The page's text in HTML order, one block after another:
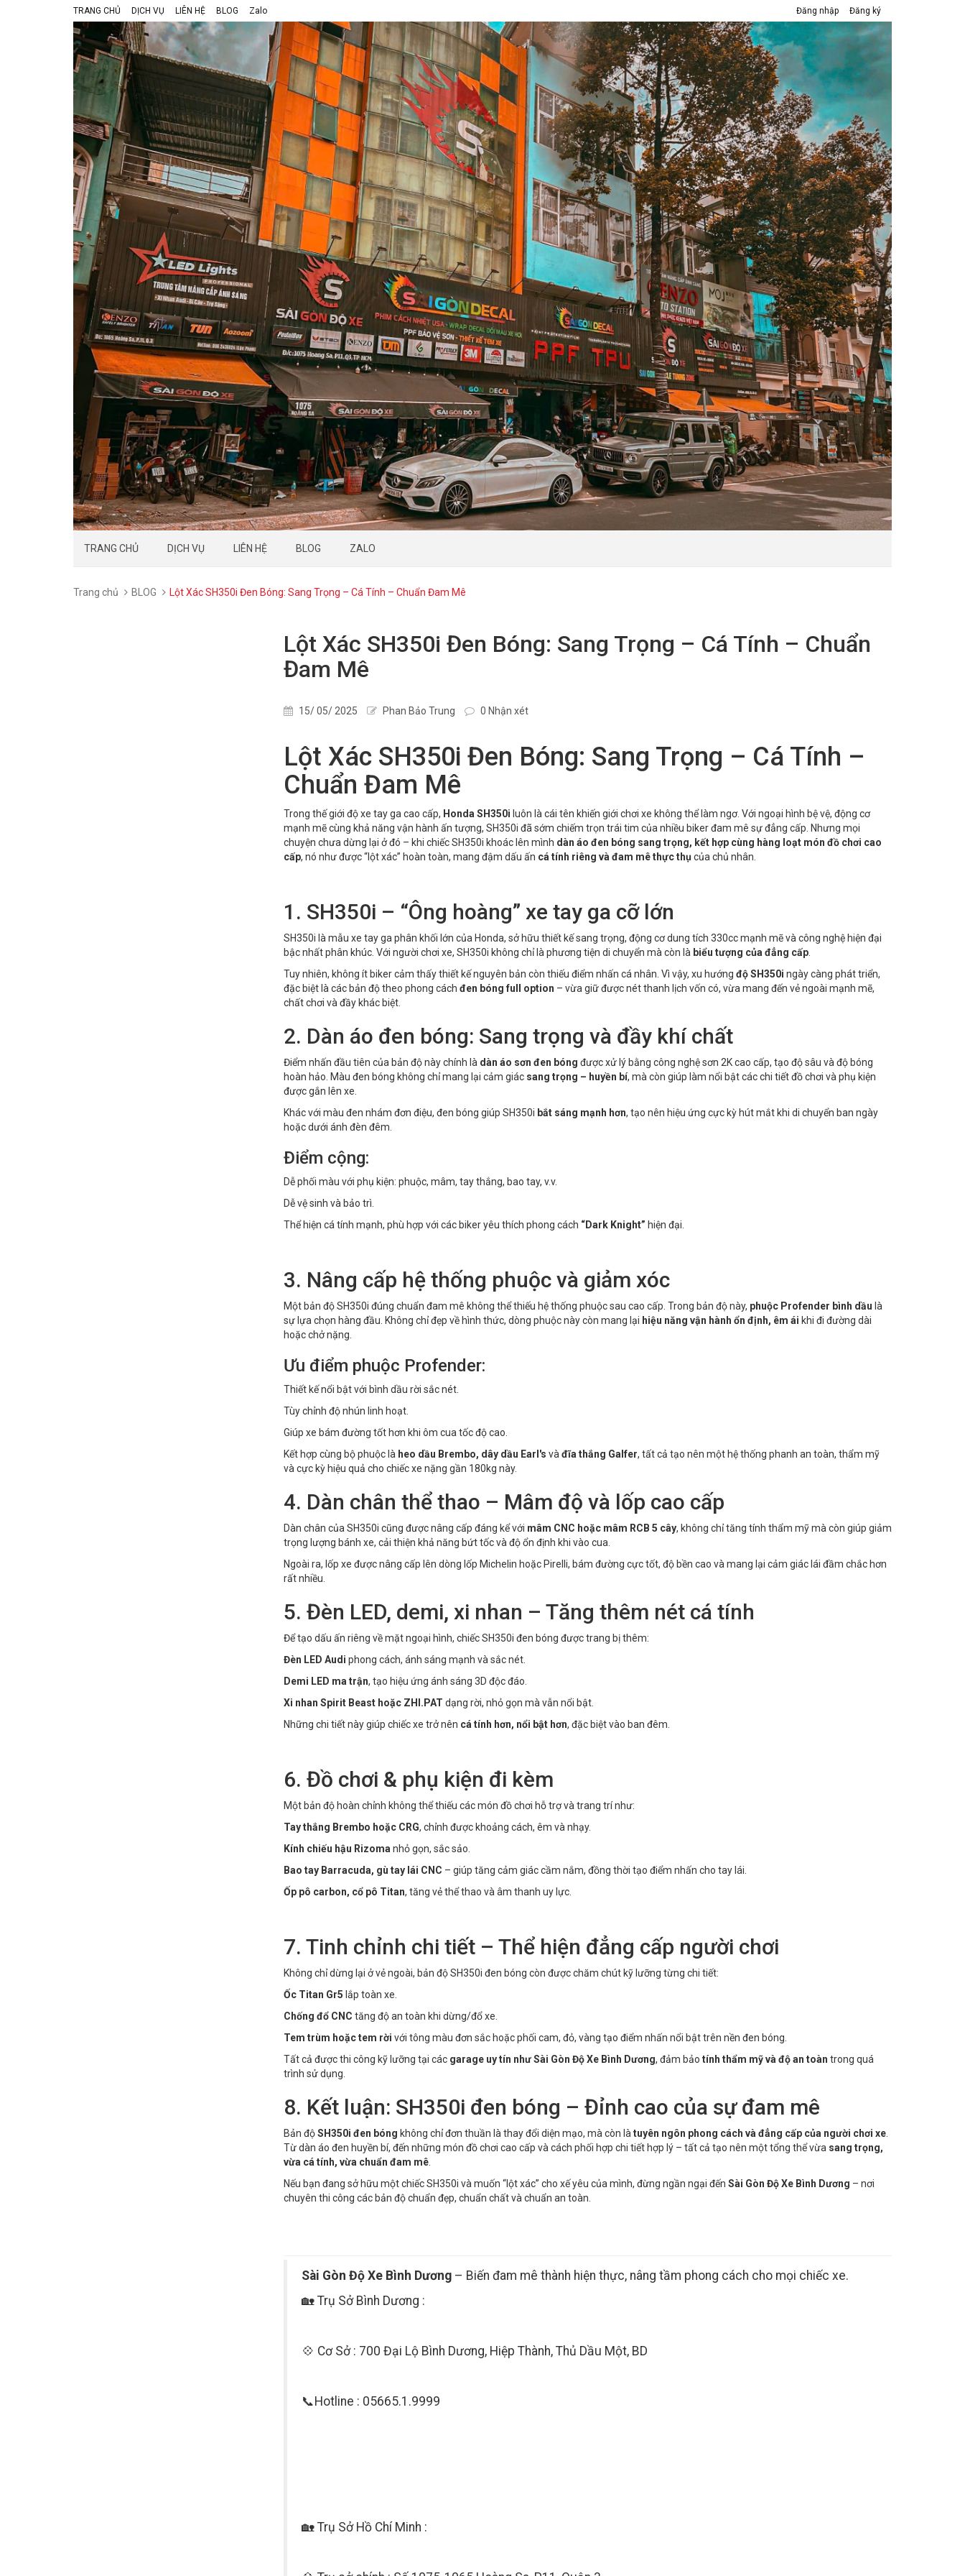
TRANG CHỦ DỊCH VỤ LIÊN HỆ BLOG Zalo Đăng nhập Đăng ký
TRANG CHỦ DỊCH VỤ LIÊN HỆ BLOG ZALO
Trang chủ BLOG Lột Xác SH350i Đen Bóng: Sang Trọng – Cá Tính – Chuẩn Đam Mê
Lột Xác SH350i Đen Bóng: Sang Trọng – Cá Tính – Chuẩn
Đam Mê
15/ 05/ 2025 Phan Bảo Trung 0 Nhận xét
Lột Xác SH350i Đen Bóng: Sang Trọng – Cá Tính –
Chuẩn Đam Mê
Trong thế giới độ xe tay ga cao cấp, Honda SH350i luôn là cái tên khiến giới chơi xe không thể làm ngơ. Với ngoại hình bệ vệ, động cơ
mạnh mẽ cùng khả năng vận hành ấn tượng, SH350i đã sớm chiếm trọn trái tim của nhiều biker đam mê sự đẳng cấp. Nhưng mọi
chuyện chưa dừng lại ở đó – khi chiếc SH350i khoác lên mình dàn áo đen bóng sang trọng, kết hợp cùng hàng loạt món đồ chơi cao
cấp, nó như được “lột xác” hoàn toàn, mang đậm dấu ấn cá tính riêng và đam mê thực thụ của chủ nhân.
1. SH350i – “Ông hoàng” xe tay ga cỡ lớn
SH350i là mẫu xe tay ga phân khối lớn của Honda, sở hữu thiết kế sang trọng, động cơ dung tích 330cc mạnh mẽ và công nghệ hiện đại
bậc nhất phân khúc. Với người chơi xe, SH350i không chỉ là phương tiện di chuyển mà còn là biểu tượng của đẳng cấp.
Tuy nhiên, không ít biker cảm thấy thiết kế nguyên bản còn thiếu điểm nhấn cá nhân. Vì vậy, xu hướng độ SH350i ngày càng phát triển,
đặc biệt là các bản độ theo phong cách đen bóng full option – vừa giữ được nét thanh lịch vốn có, vừa mang đến vẻ ngoài mạnh mẽ,
chất chơi và đầy khác biệt.
2. Dàn áo đen bóng: Sang trọng và đầy khí chất
Điểm nhấn đầu tiên của bản độ này chính là dàn áo sơn đen bóng được xử lý bằng công nghệ sơn 2K cao cấp, tạo độ sâu và độ bóng
hoàn hảo. Màu đen bóng không chỉ mang lại cảm giác sang trọng – huyền bí, mà còn giúp làm nổi bật các chi tiết đồ chơi và phụ kiện
được gắn lên xe.
Khác với màu đen nhám đơn điệu, đen bóng giúp SH350i bắt sáng mạnh hơn, tạo nên hiệu ứng cực kỳ hút mắt khi di chuyển ban ngày
hoặc dưới ánh đèn đêm.
Điểm cộng:
Dễ phối màu với phụ kiện: phuộc, mâm, tay thắng, bao tay, v.v.
Dễ vệ sinh và bảo trì.
Thể hiện cá tính mạnh, phù hợp với các biker yêu thích phong cách “Dark Knight” hiện đại.
3. Nâng cấp hệ thống phuộc và giảm xóc
Một bản độ SH350i đúng chuẩn đam mê không thể thiếu hệ thống phuộc sau cao cấp. Trong bản độ này, phuộc Profender bình dầu là
sự lựa chọn hàng đầu. Không chỉ đẹp về hình thức, dòng phuộc này còn mang lại hiệu năng vận hành ổn định, êm ái khi đi đường dài
hoặc chở nặng.
Ưu điểm phuộc Profender:
Thiết kế nổi bật với bình dầu rời sắc nét.
Tùy chỉnh độ nhún linh hoạt.
Giúp xe bám đường tốt hơn khi ôm cua tốc độ cao.
Kết hợp cùng bộ phuộc là heo dầu Brembo, dây dầu Earl's và đĩa thắng Galfer, tất cả tạo nên một hệ thống phanh an toàn, thẩm mỹ
và cực kỳ hiệu quả cho chiếc xe nặng gần 180kg này.
4. Dàn chân thể thao – Mâm độ và lốp cao cấp
Dàn chân của SH350i cũng được nâng cấp đáng kể với mâm CNC hoặc mâm RCB 5 cây, không chỉ tăng tính thẩm mỹ mà còn giúp giảm
trọng lượng bánh xe, cải thiện khả năng bứt tốc và độ ổn định khi vào cua.
Ngoài ra, lốp xe được nâng cấp lên dòng lốp Michelin hoặc Pirelli, bám đường cực tốt, độ bền cao và mang lại cảm giác lái đầm chắc hơn
rất nhiều.
5. Đèn LED, demi, xi nhan – Tăng thêm nét cá tính
Để tạo dấu ấn riêng về mặt ngoại hình, chiếc SH350i đen bóng được trang bị thêm:
Đèn LED Audi phong cách, ánh sáng mạnh và sắc nét.
Demi LED ma trận, tạo hiệu ứng ánh sáng 3D độc đáo.
Xi nhan Spirit Beast hoặc ZHI.PAT dạng rời, nhỏ gọn mà vẫn nổi bật.
Những chi tiết này giúp chiếc xe trở nên cá tính hơn, nổi bật hơn, đặc biệt vào ban đêm.
6. Đồ chơi & phụ kiện đi kèm
Một bản độ hoàn chỉnh không thể thiếu các món đồ chơi hỗ trợ và trang trí như:
Tay thắng Brembo hoặc CRG, chỉnh được khoảng cách, êm và nhạy.
Kính chiếu hậu Rizoma nhỏ gọn, sắc sảo.
Bao tay Barracuda, gù tay lái CNC – giúp tăng cảm giác cầm nắm, đồng thời tạo điểm nhấn cho tay lái.
Ốp pô carbon, cổ pô Titan, tăng vẻ thể thao và âm thanh uy lực.
7. Tinh chỉnh chi tiết – Thể hiện đẳng cấp người chơi
Không chỉ dừng lại ở vẻ ngoài, bản độ SH350i đen bóng còn được chăm chút kỹ lưỡng từng chi tiết:
Ốc Titan Gr5 lắp toàn xe.
Chống đổ CNC tăng độ an toàn khi dừng/đổ xe.
Tem trùm hoặc tem rời với tông màu đơn sắc hoặc phối cam, đỏ, vàng tạo điểm nhấn nổi bật trên nền đen bóng.
Tất cả được thi công kỹ lưỡng tại các garage uy tín như Sài Gòn Độ Xe Bình Dương, đảm bảo tính thẩm mỹ và độ an toàn trong quá
trình sử dụng.
8. Kết luận: SH350i đen bóng – Đỉnh cao của sự đam mê
Bản độSH350i đen bóng không chỉ đơn thuần là thay đổi diện mạo, mà còn là tuyên ngôn phong cách và đẳng cấp của người chơi xe.
Từ dàn áo đen huyền bí, đến những món đồ chơi cao cấp và cách phối hợp chi tiết hợp lý – tất cả tạo nên một tổng thể vừa sang trọng,
vừa cá tính, vừa chuẩn đam mê.
Nếu bạn đang sở hữu một chiếc SH350i và muốn “lột xác” cho xế yêu của mình, đừng ngần ngại đến Sài Gòn Độ Xe Bình Dương – nơi
chuyên thi công các bản độ chuẩn đẹp, chuẩn chất và chuẩn an toàn.
Sài Gòn Độ Xe Bình Dương– Biến đam mê thành hiện thực, nâng tầm phong cách cho mọi chiếc xe.
🏡 Trụ Sở Bình Dương :
💠 Cơ Sở : 700 Đại Lộ Bình Dương, Hiệp Thành, Thủ Dầu Một, BD
📞Hotline : 05665.1.9999
🏡 Trụ Sở Hồ Chí Minh :